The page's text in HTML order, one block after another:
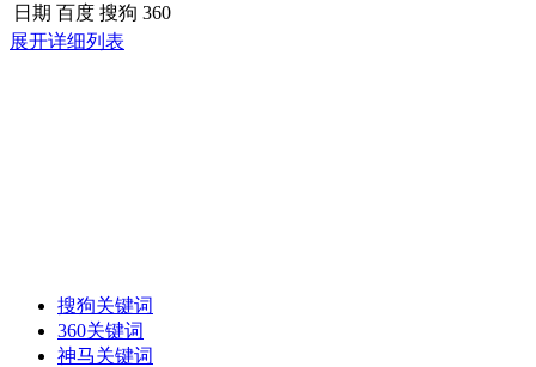
日期 百度 搜狗 360
展开详细列表
搜狗关键词
360关键词
神马关键词